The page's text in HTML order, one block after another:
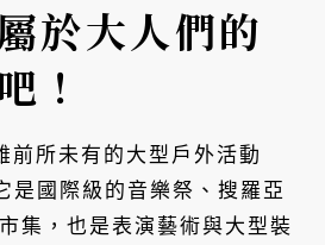
於大人們的
！
所未有的大型戶外活動
是國際級的音樂祭、搜羅亞
集，也是表演藝術與大型裝